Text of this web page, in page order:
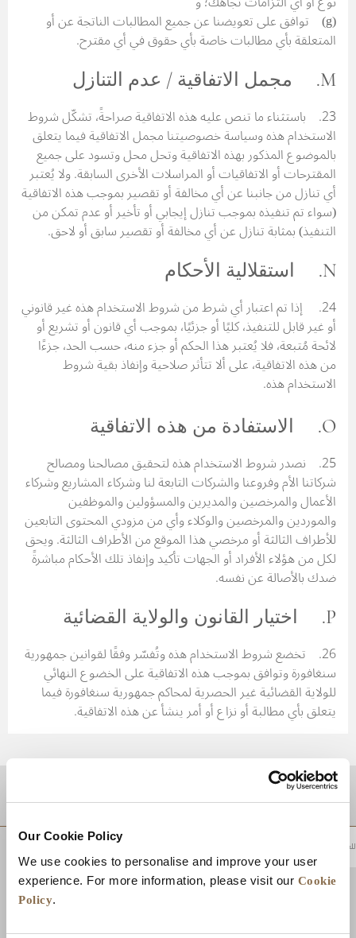
Our Cookie Policy
We use cookies to personalise and improve your user
experience. For more information, please visit our Cookie
Policy.
(g) توافق على تعويضنا عن جميع المطالبات الناتجة عن أو
المتعلقة بأي مطالبات خاصة بأي حقوق في أي مقترح.
M. مجمل الاتفاقية / عدم التنازل
23. باستثناء ما تنص عليه هذه الاتفاقية صراحةً، تشكّل شروط
الاستخدام هذه وسياسة خصوصيتنا مجمل الاتفاقية فيما يتعلق
بالموضوع المذكور بهذه الاتفاقية وتحل محل وتسود على جميع
المقترحات أو الاتفاقيات أو المراسلات الأخرى السابقة. ولا يُعتبر
أي تنازل من جانبنا عن أي مخالفة أو تقصير بموجب هذه الاتفاقية
(سواء تم تنفيذه بموجب تنازل إيجابي أو تأخير أو عدم تمكن من
التنفيذ) بمثابة تنازل عن أي مخالفة أو تقصير سابق أو لاحق.
N. استقلالية الأحكام
24. إذا تم اعتبار أي شرط من شروط الاستخدام هذه غير قانوني
أو غير قابل للتنفيذ، كليًا أو جزئيًا، بموجب أي قانون أو تشريع أو
لائحة مُتبعة، فلا يُعتبر هذا الحكم أو جزء منه، حسب الحد، جزءًا
من هذه الاتفاقية، على ألا تتأثر صلاحية وإنفاذ بقية شروط
الاستخدام هذه.
O. الاستفادة من هذه الاتفاقية
25. نصدر شروط الاستخدام هذه لتحقيق مصالحنا ومصالح
شركاتنا الأم وفروعنا والشركات التابعة لنا وشركاء المشاريع وشركاء
الأعمال والمرخصين والمديرين والمسؤولين والموظفين
والموردين والمرخصين والوكلاء وأي من مزودي المحتوى التابعين
للأطراف الثالثة أو مرخصي هذا الموقع من الأطراف الثالثة. ويحق
لكل من هؤلاء الأفراد أو الجهات تأكيد وإنفاذ تلك الأحكام مباشرةً
ضدك بالأصالة عن نفسه.
P. اختيار القانون والولاية القضائية
26. تخضع شروط الاستخدام هذه وتُفسّر وفقًا لقوانين جمهورية
سنغافورة وتوافق بموجب هذه الاتفاقية على الخضوع النهائي
للولاية القضائية غير الحصرية لمحاكم جمهورية سنغافورة فيما
يتعلق بأي مطالبة أو نزاع أو أمر ينشأ عن هذه الاتفاقية.
موقع
للعودة إلى أعلى